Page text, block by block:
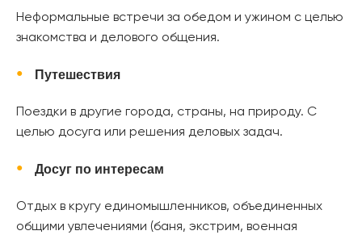
Неформальные встречи за обедом и ужином с целью
знакомства и делового общения.
Путешествия
Поездки в другие города, страны, на природу. С
целью досуга или решения деловых задач.
Досуг по интересам
Отдых в кругу единомышленников, объединенных
общими увлечениями (баня, экстрим, военная